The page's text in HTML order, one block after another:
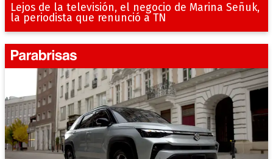
Lejos de la televisión, el negocio de Marina Señuk,
la periodista que renunció a TN